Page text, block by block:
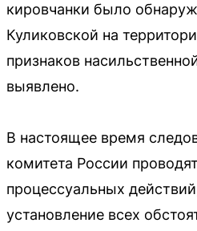
кировчанки было
Куликовской на
признаков
выявлено.
В настоящее время
комитета России
процессуальных
установление всех